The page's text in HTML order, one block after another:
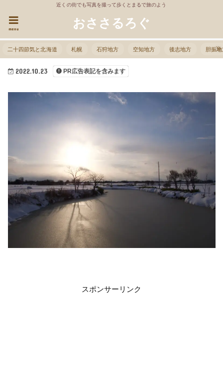
近くの街でも写真を撮って歩くとまるで旅のよう
おささるろぐ
menu
二十四節気と北海道 札幌 石狩地方 空知地方 後志地方 胆振
2022.10.23 PR広告表記を含みます
スポンサーリンク